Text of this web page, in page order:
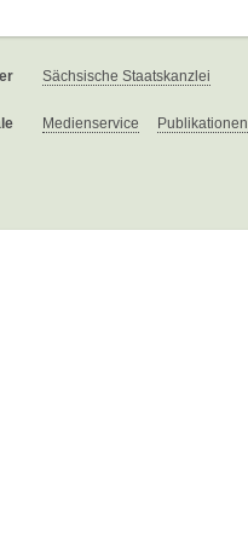
Sächsische Staatskanzlei
Medienservice Publikationen